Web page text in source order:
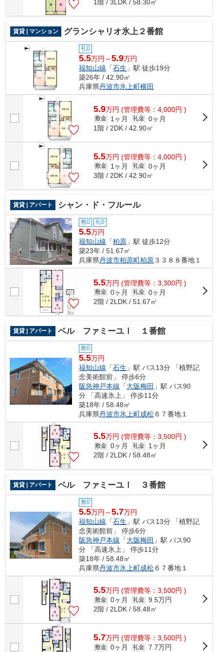
1階 / 3LDK / 58.30㎡
賃貸 | マンション グランシャリオ氷上２番館
礼0
5.5万円～5.9万円
福知山線 「石生 」駅 徒歩19分
築26年 / 42.90㎡
兵庫県丹波市氷上町横田
5.9万円 (管理費等：4,000円 )
敷金 1ヶ月 礼金 0ヶ月
1階 / 2DK / 42.90㎡
5.5万円 (管理費等：4,000円 )
敷金 1ヶ月 礼金 0ヶ月
3階 / 2DK / 42.90㎡
賃貸 | アパート シャン・ド・フルール
敷0 礼0
5.5万円
福知山線 「柏原 」駅 徒歩12分
築23年 / 51.67㎡
兵庫県丹波市柏原町柏原３３８８番地１
5.5万円 (管理費等：3,300円 )
敷金 0ヶ月 礼金 0ヶ月
2階 / 2LDK / 51.67㎡
賃貸 | アパート ベル ファミーユⅠ １番館
敷0
5.5万円
福知山線 「石生 」駅 バス13分 「植野記
念美術館前」 停歩6分
阪急神戸本線 「大阪梅田 」駅 バス90
分 「高速氷上」 停歩11分
築18年 / 58.48㎡
兵庫県丹波市氷上町成松６７番地１
5.5万円 (管理費等：3,500円 )
敷金 0ヶ月 礼金
1ヶ月
2階 / 2LDK / 58.48㎡
賃貸 | アパート ベル ファミーユⅠ ３番館
敷0
5.5万円～5.7万円
福知山線 「石生 」駅 バス13分 「植野記
念美術館前」 停歩6分
阪急神戸本線 「大阪梅田 」駅 バス90
分 「高速氷上」 停歩11分
築18年 / 58.48㎡
兵庫県丹波市氷上町成松６７番地１
5.5万円 (管理費等：3,500円 )
敷金 0ヶ月 礼金 9.5万円
2階 / 2LDK / 58.48㎡
5.7万円 (管理費等：3,500円 )
敷金 0ヶ月 礼金 7.7万円